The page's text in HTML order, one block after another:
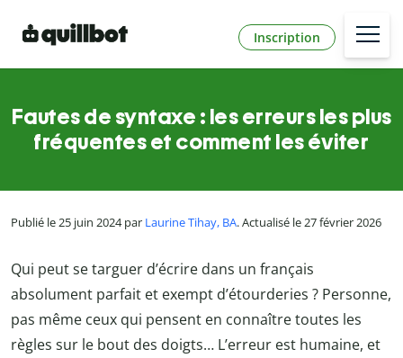
Inscription
Fautes de syntaxe : les erreurs les plus
fréquentes et comment les éviter
Publié le 25 juin 2024 par Laurine Tihay, BA. Actualisé le 27 février 2026
Qui peut se targuer d’écrire dans un français
absolument parfait et exempt d’étourderies ? Personne,
pas même ceux qui pensent en connaître toutes les
règles sur le bout des doigts… L’erreur est humaine, et